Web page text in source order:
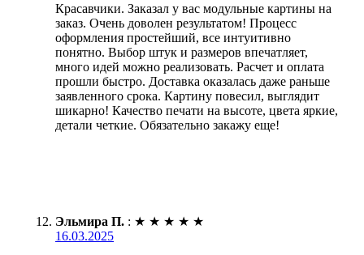
Красавчики. Заказал у вас модульные картины на
заказ. Очень доволен результатом! Процесс
оформления простейший, все интуитивно
понятно. Выбор штук и размеров впечатляет,
много идей можно реализовать. Расчет и оплата
прошли быстро. Доставка оказалась даже раньше
заявленного срока. Картину повесил, выглядит
шикарно! Качество печати на высоте, цвета яркие,
детали четкие. Обязательно закажу еще!
Эльмира П. : ★ ★ ★ ★ ★
16.03.2025